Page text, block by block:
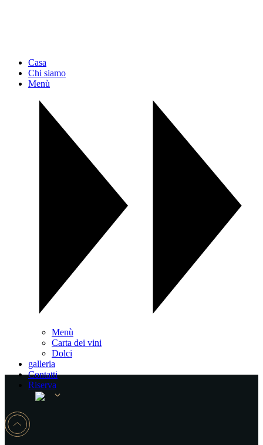
Casa
Chi siamo
Menù
Menù
Carta dei vini
Dolci
galleria
Contatti
Riserva